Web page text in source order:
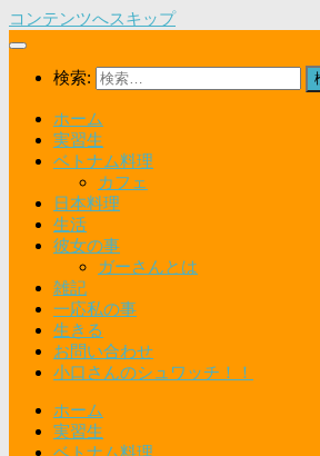
コンテンツへスキップ
検索:
ホーム
実習生
ベトナム料理
カフェ
日本料理
生活
彼女の事
ガーさんとは
雑記
一応私の事
生きる
お問い合わせ
小口さんのシュワッチ！！
ホーム
実習生
ベトナム料理